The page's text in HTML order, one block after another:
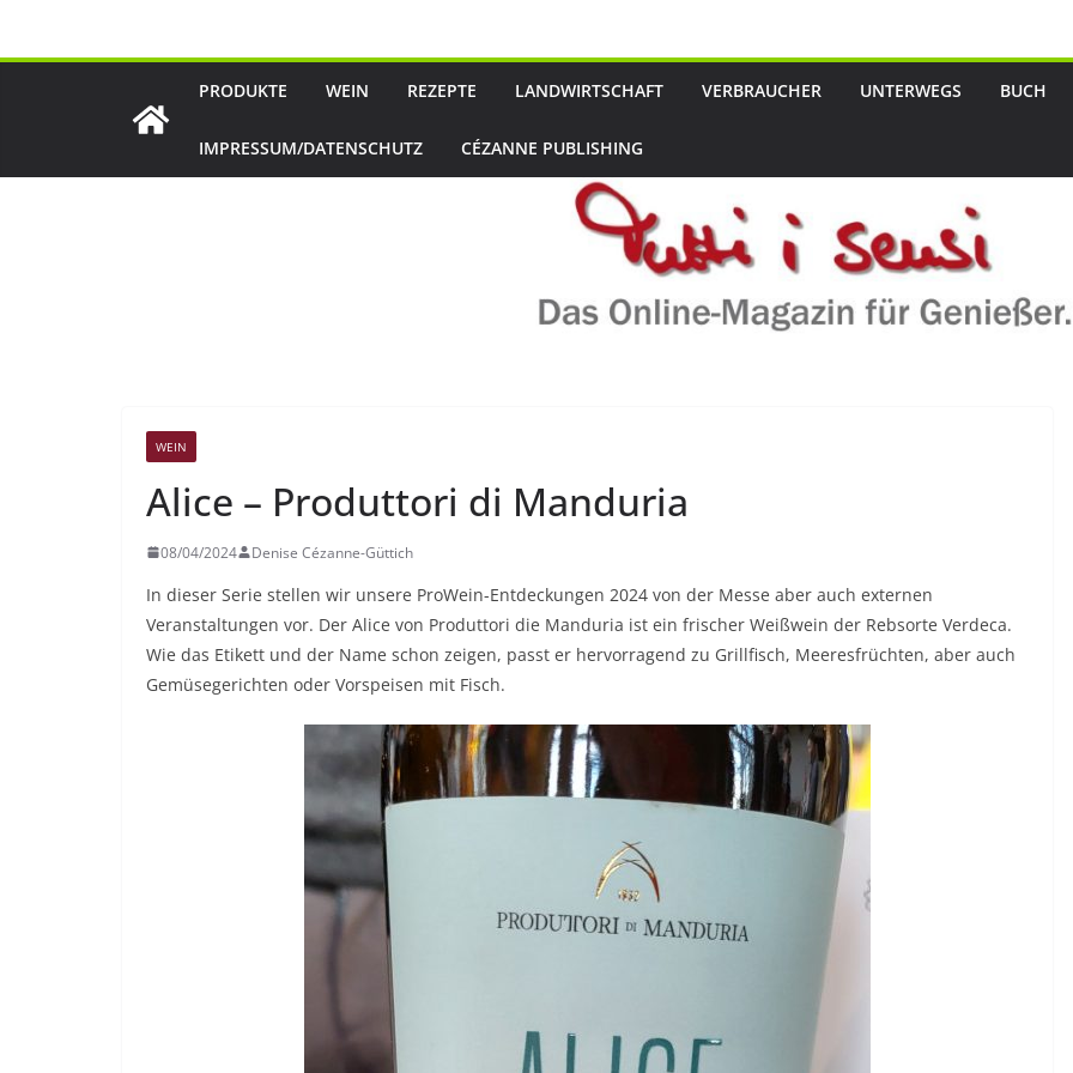
PRODUKTE WEIN REZEPTE LANDWIRTSCHAFT VERBRAUCHER UNTERWEGS BUCH
IMPRESSUM/DATENSCHUTZ CÉZANNE PUBLISHING
WEIN
Alice – Produttori di Manduria
08/04/2024 Denise Cézanne-Güttich
In dieser Serie stellen wir unsere ProWein-Entdeckungen 2024 von der Messe aber auch externen
Veranstaltungen vor. Der Alice von Produttori die Manduria ist ein frischer Weißwein der Rebsorte Verdeca.
Wie das Etikett und der Name schon zeigen, passt er hervorragend zu Grillfisch, Meeresfrüchten, aber auch
Gemüsegerichten oder Vorspeisen mit Fisch.